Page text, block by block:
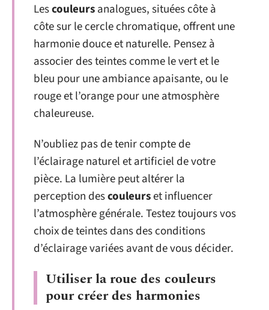
Lescouleursanalogues, situées côte à
côte sur le cercle chromatique, offrent une
harmonie douce et naturelle. Pensez à
associer des teintes comme le vert et le
bleu pour une ambiance apaisante, ou le
rouge et l’orange pour une atmosphère
chaleureuse.
N’oubliez pas de tenir compte de
l’éclairage naturel et artificiel de votre
pièce. La lumière peut altérer la
perception descouleurset influencer
l’atmosphère générale. Testez toujours vos
choix de teintes dans des conditions
d’éclairage variées avant de vous décider.
Utiliser la roue des couleurs
pour créer des harmonies